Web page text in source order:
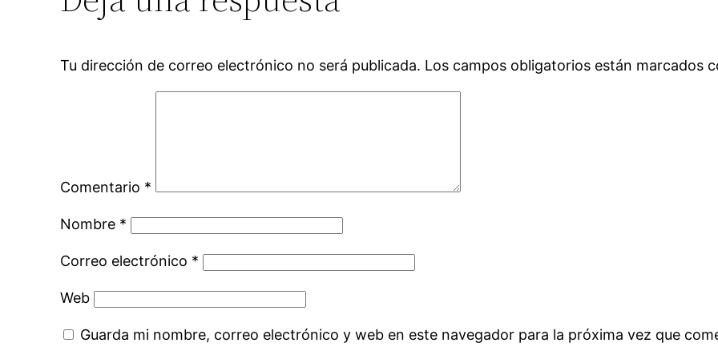
Tu dirección de correo electrónico no será publicada. Los campos obligatorios están marcados
Comentario *
Nombre *
Correo electrónico *
Web
Guarda mi nombre, correo electrónico y web en este navegador para la próxima vez que